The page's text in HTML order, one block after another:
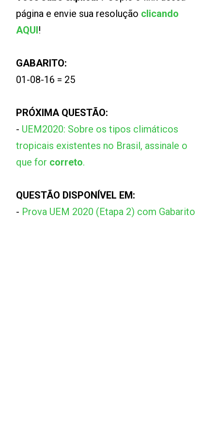
página e envie sua resolução clicando
AQUI!
GABARITO:
01-08-16 = 25
PRÓXIMA QUESTÃO:
- UEM2020: Sobre os tipos climáticos
tropicais existentes no Brasil, assinale o
que for correto.
QUESTÃO DISPONÍVEL EM:
- Prova UEM 2020 (Etapa 2) com Gabarito